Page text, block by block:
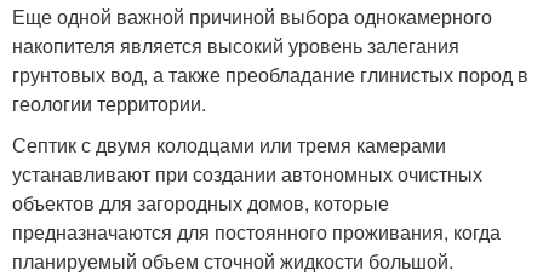
Еще одной важной причиной выбора однокамерного
накопителя является высокий уровень залегания
грунтовых вод, а также преобладание глинистых пород в
геологии территории.
Септик с двумя колодцами или тремя камерами
устанавливают при создании автономных очистных
объектов для загородных домов, которые
предназначаются для постоянного проживания, когда
планируемый объем сточной жидкости большой.